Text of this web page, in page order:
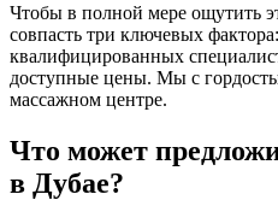
Чтобы в полной мере ощутить
совпасть три ключевых
квалифицированных
доступные цены. Мы с
массажном центре.
Что может
в Дубае?